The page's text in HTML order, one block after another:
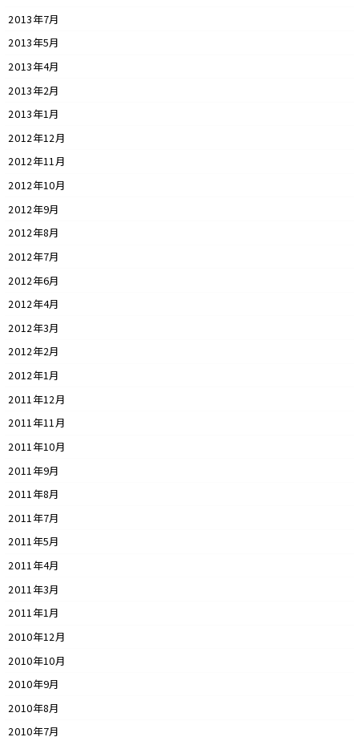
2013年7月
2013年5月
2013年4月
2013年2月
2013年1月
2012年12月
2012年11月
2012年10月
2012年9月
2012年8月
2012年7月
2012年6月
2012年4月
2012年3月
2012年2月
2012年1月
2011年12月
2011年11月
2011年10月
2011年9月
2011年8月
2011年7月
2011年5月
2011年4月
2011年3月
2011年1月
2010年12月
2010年10月
2010年9月
2010年8月
2010年7月